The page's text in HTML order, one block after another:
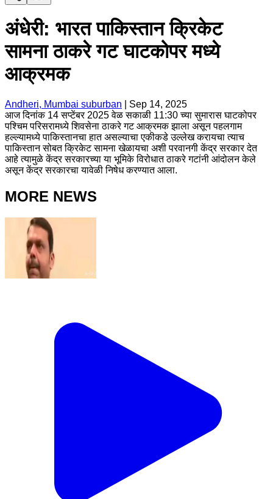
अंधेरी: भारत पाकिस्तान क्रिकेट
सामना ठाकरे गट घाटकोपर मध्ये
आक्रमक
Andheri, Mumbai suburban
Sep 14, 2025
आज दिनांक 14 सप्टेंबर 2025 वेळ सकाळी 11:30 च्या सुमारास घाटकोपर
पश्चिम परिसरामध्ये शिवसेना ठाकरे गट आक्रमक झाला असून पहलगाम
हल्ल्यामध्ये पाकिस्तानचा हात असल्याचा एकीकडे उल्लेख करायचा त्याच
पाकिस्तान सोबत क्रिकेट सामना खेळायचा अशी परवानगी केंद्र सरकार देत
आहे त्यामुळे केंद्र सरकारच्या या भूमिके विरोधात ठाकरे गटांनी आंदोलन केले
असून केंद्र सरकारचा यावेळी निषेध करण्यात आला.
MORE NEWS